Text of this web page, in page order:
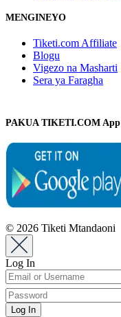
MENGINEYO
Tiketi.com Affiliate
Blogu
Vigezo na Masharti
Sera ya Faragha
PAKUA TIKETI.COM App
© 2026 Tiketi Mtandaoni
Log In